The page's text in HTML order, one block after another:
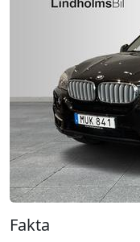
Fakta